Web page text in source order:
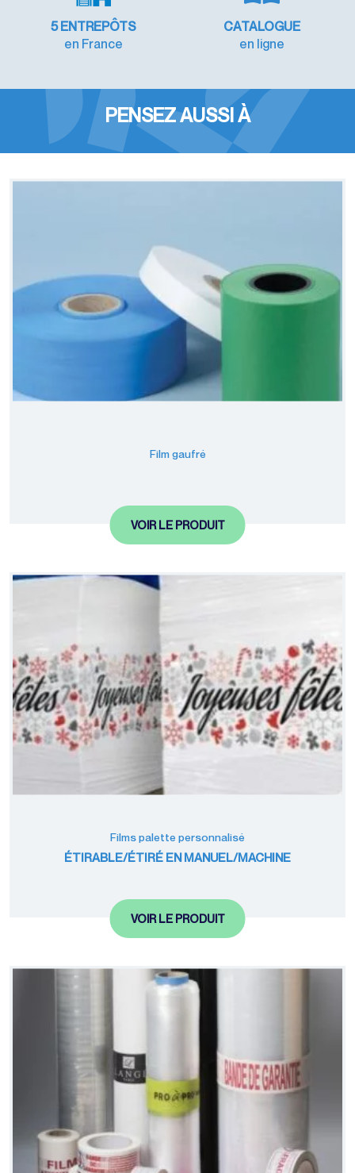
5 ENTREPÔTS
en France
CATALOGUE
en ligne
PENSEZ AUSSI À
Film gaufré
VOIR LE PRODUIT
Films palette personnalisé
ÉTIRABLE/ÉTIRÉ EN MANUEL/MACHINE
VOIR LE PRODUIT